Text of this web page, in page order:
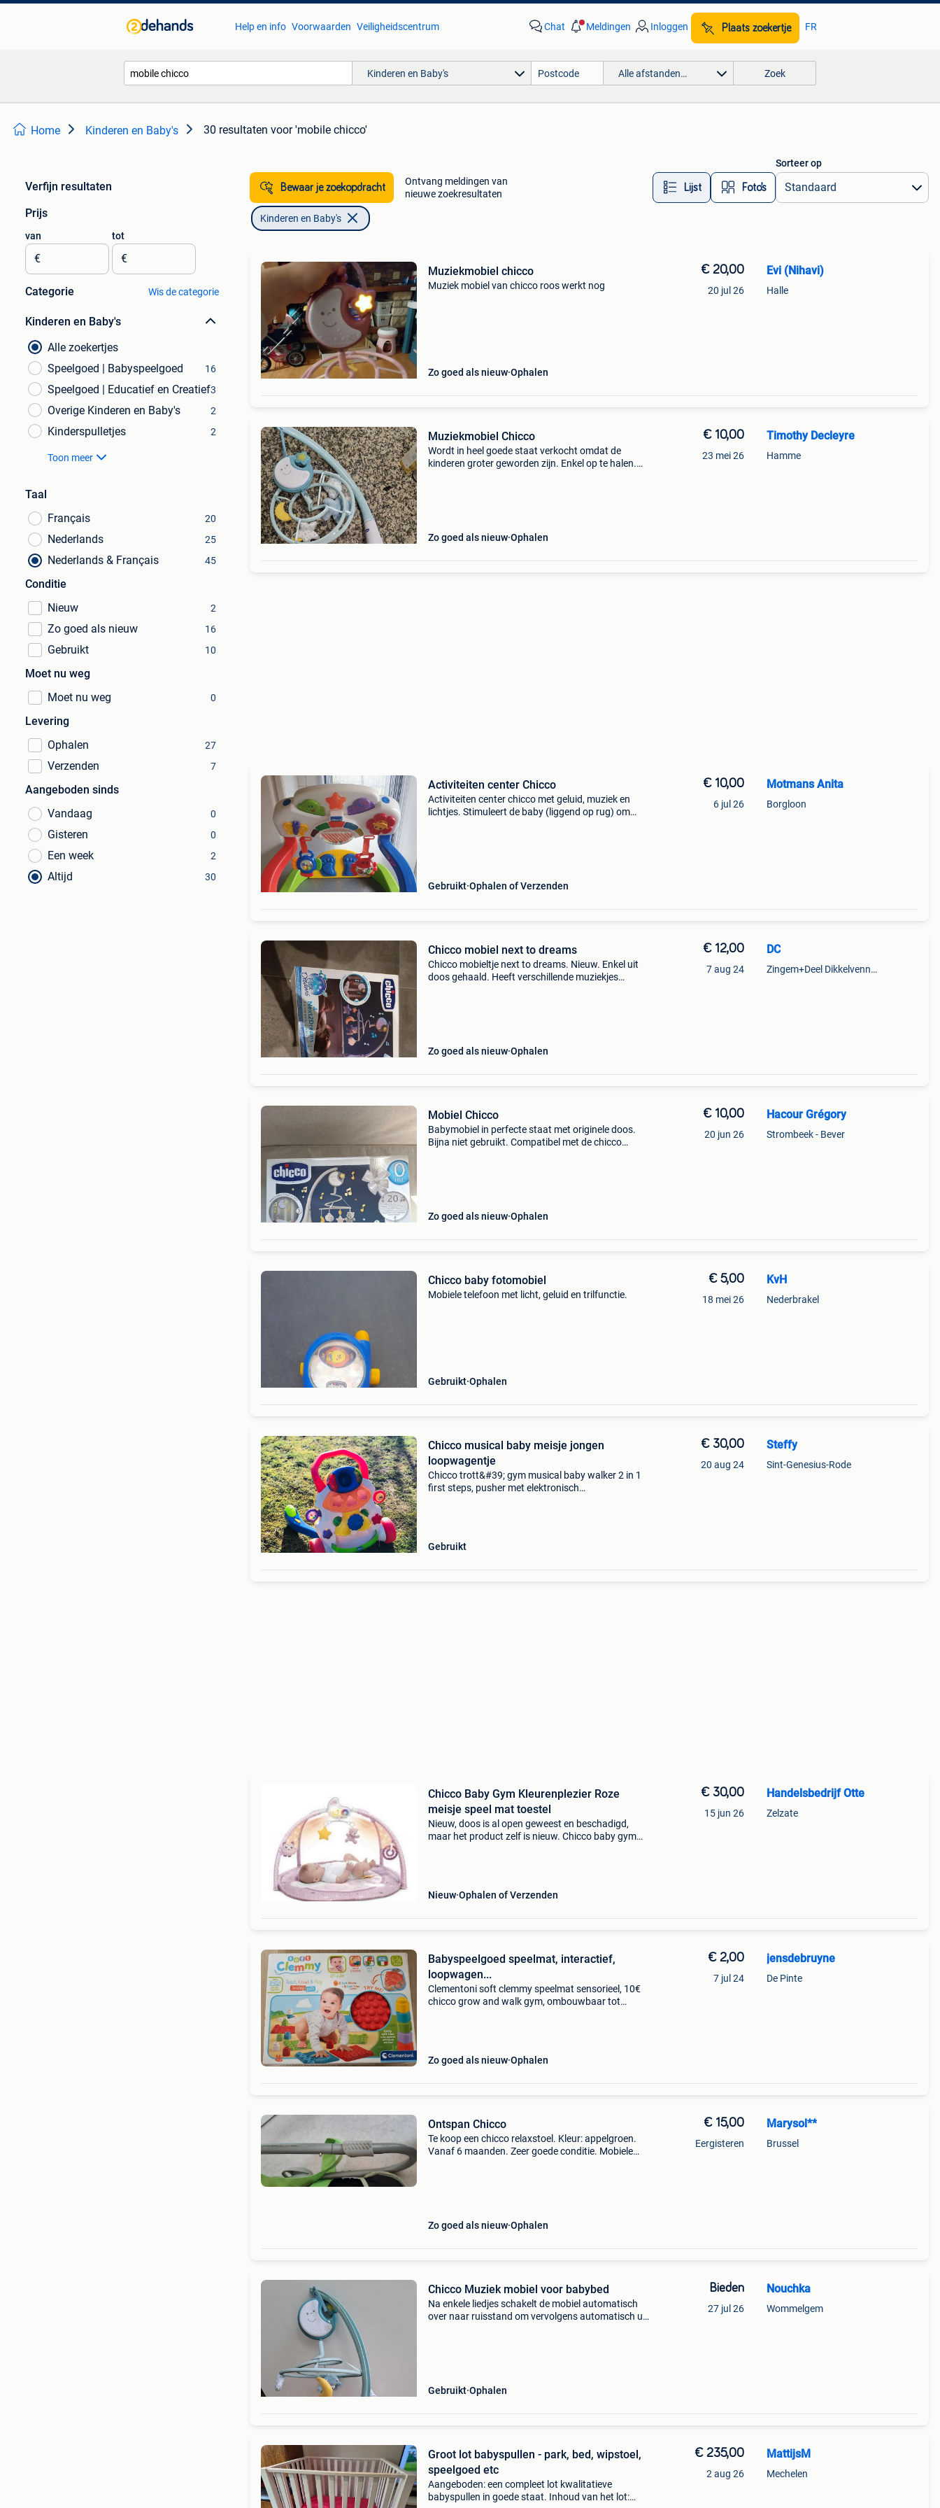
Help en info Voorwaarden Veiligheidscentrum Chat Meldingen Inloggen Plaats zoekertje FR
Kinderen en Baby's Alle afstanden… Zoek
Home Kinderen en Baby's 30 resultaten voor 'mobile chicco'
Verfijn resultaten
Prijs
van
€
tot
€
Categorie Wis de categorie
Kinderen en Baby's
Alle zoekertjes
Speelgoed | Babyspeelgoed
16
Speelgoed | Educatief en Creatief3
Overige Kinderen en Baby's 2
Kinderspulletjes 2
Toon meer
Taal
Français
20
Nederlands 25
Nederlands & Français 45
Conditie
Nieuw
2
Zo goed als nieuw 16
Gebruikt 10
Moet nu weg
Moet nu weg
0
Levering
Ophalen
27
Verzenden 7
Aangeboden sinds
Vandaag
0
Gisteren 0
Een week 2
Altijd 30
Bewaar je zoekopdracht
Ontvang meldingen van
nieuwe zoekresultaten
Lijst Foto’s
Sorteer op
Kinderen en Baby's
Muziekmobiel chicco
Muziek mobiel van chicco roos werkt nog
Zo goed als nieuw Ophalen
€ 20,00
20 jul 26
Evi (Nihavi)
Halle
Muziekmobiel Chicco
Wordt in heel goede staat verkocht omdat de
kinderen groter geworden zijn. Enkel op te halen.
Zo goed als nieuw Ophalen
€ 10,00
23 mei 26
Timothy Decleyre
Hamme
Activiteiten center Chicco
Activiteiten center chicco met geluid, muziek en
lichtjes. Stimuleert de baby (liggend op rug) om
Gebruikt Ophalen of Verzenden
€ 10,00
6 jul 26
Motmans Anita
Borgloon
Chicco mobiel next to dreams
Chicco mobieltje next to dreams. Nieuw. Enkel uit
doos gehaald. Heeft verschillende muziekjes
Zo goed als nieuw Ophalen
€ 12,00
7 aug 24
DC
Zingem+Deel Dikkelvenne En Nederzwalm-Hermelgem
Mobiel Chicco
Babymobiel in perfecte staat met originele doos.
Bijna niet gebruikt. Compatibel met de chicco
Zo goed als nieuw Ophalen
€ 10,00
20 jun 26
Hacour Grégory
Strombeek - Bever
Chicco baby fotomobiel
Mobiele telefoon met licht, geluid en trilfunctie.
Gebruikt Ophalen
€ 5,00
18 mei 26
KvH
Nederbrakel
Chicco musical baby meisje jongen
loopwagentje
Chicco trott&#39; gym musical baby walker 2 in 1
first steps, pusher met elektronisch
Gebruikt
€ 30,00
20 aug 24
Steffy
Sint-Genesius-Rode
Chicco Baby Gym Kleurenplezier Roze
meisje speel mat toestel
Nieuw, doos is al open geweest en beschadigd,
maar het product zelf is nieuw. Chicco baby gym
Nieuw Ophalen of Verzenden
€ 30,00
15 jun 26
Handelsbedrijf Otte
Zelzate
Babyspeelgoed speelmat, interactief,
loopwagen...
Clementoni soft clemmy speelmat sensorieel, 10€
chicco grow and walk gym, ombouwbaar tot
Zo goed als nieuw Ophalen
€ 2,00
7 jul 24
jensdebruyne
De Pinte
Ontspan Chicco
Te koop een chicco relaxstoel. Kleur: appelgroen.
Vanaf 6 maanden. Zeer goede conditie. Mobiele
Zo goed als nieuw Ophalen
€ 15,00
Eergisteren
Marysol**
Brussel
Chicco Muziek mobiel voor babybed
Na enkele liedjes schakelt de mobiel automatisch
over naar ruisstand om vervolgens automatisch uit
Gebruikt Ophalen
Bieden
27 jul 26
Nouchka
Wommelgem
Groot lot babyspullen - park, bed, wipstoel,
speelgoed etc
Aangeboden: een compleet lot kwalitatieve
babyspullen in goede staat. Inhoud van het lot:
€ 235,00
2 aug 26
MattijsM
Mechelen